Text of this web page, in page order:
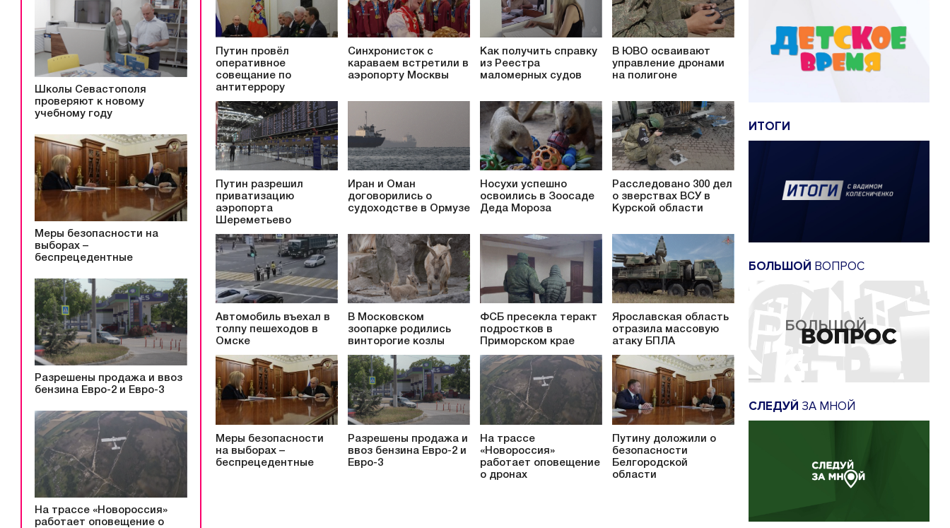
Школы Севастополя
проверяют к новому
учебному году
Меры безопасности на
выборах –
беспрецедентные
Разрешены продажа и ввоз
бензина Евро-2 и Евро-3
На трассе «Новороссия»
работает оповещение о
Путин провёл
оперативное
совещание по
антитеррору
Синхронисток с
караваем встретили в
аэропорту Москвы
Как получить справку
из Реестра
маломерных судов
В ЮВО осваивают
управление дронами
на полигоне
Путин разрешил
приватизацию
аэропорта
Шереметьево
Иран и Оман
договорились о
судоходстве в Ормузе
Носухи успешно
освоились в Зоосаде
Деда Мороза
Расследовано 300 дел
о зверствах ВСУ в
Курской области
Автомобиль въехал в
толпу пешеходов в
Омске
В Московском
зоопарке родились
винторогие козлы
ФСБ пресекла теракт
подростков в
Приморском крае
Ярославская область
отразила массовую
атаку БПЛА
Меры безопасности
на выборах –
беспрецедентные
Разрешены продажа и
ввоз бензина Евро-2 и
Евро-3
На трассе
«Новороссия»
работает оповещение
о дронах
Путину доложили о
безопасности
Белгородской
области
ИТОГИ
БОЛЬШОЙ ВОПРОС
СЛЕДУЙ ЗА МНОЙ